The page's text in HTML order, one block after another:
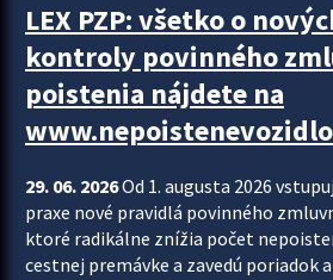
LEX PZP: všetko o
kontroly povinného
poistenia nájdete na
29. 06. 2026Od 1. augusta 2026
praxe nové pravidlá povinného
ktoré radikálne znížia počet
cestnej premávke a zavedú poriadok